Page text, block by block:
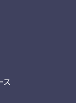
ス